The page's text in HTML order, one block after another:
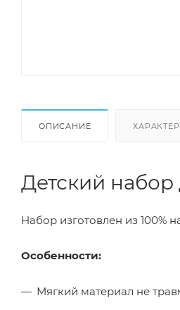
ОПИСАНИЕ
Детский
Набор изготовлен из 100%
Особенности:
Мягкий материал не